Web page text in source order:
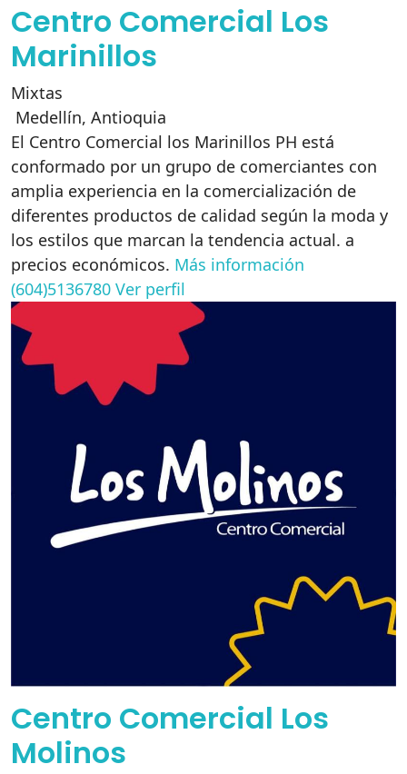
Centro Comercial Los
Marinillos
Mixtas
Medellín, Antioquia
El Centro Comercial los Marinillos PH está
conformado por un grupo de comerciantes con
amplia experiencia en la comercialización de
diferentes productos de calidad según la moda y
los estilos que marcan la tendencia actual. a
precios económicos. Más información
(604)5136780 Ver perfil
Centro Comercial Los
Molinos